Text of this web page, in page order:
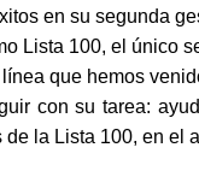
en su segunda
Lista 100, el único
que hemos
con su tarea:
la Lista 100, en el